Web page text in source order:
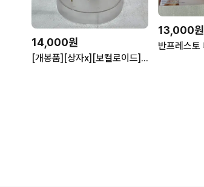
14,000원
[개봉품][상자x][보컬로이드] 레이싱 미쿠 2015 피규어 [반프레스토]
13,000원